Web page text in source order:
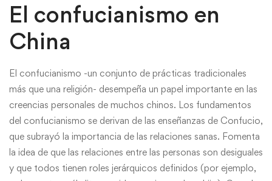
El confucianismo en
China
El confucianismo -un conjunto de prácticas tradicionales
más que una religión- desempeña un papel importante en las
creencias personales de muchos chinos. Los fundamentos
del confucianismo se derivan de las enseñanzas de Confucio,
que subrayó la importancia de las relaciones sanas. Fomenta
la idea de que las relaciones entre las personas son desiguales
y que todos tienen roles jerárquicos definidos (por ejemplo,